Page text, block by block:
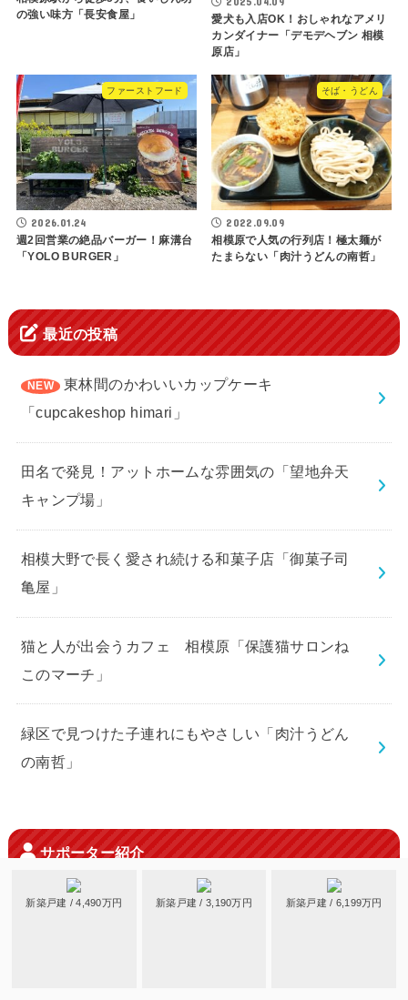
の強い味方「長安食屋」
愛犬も入店OK！おしゃれなアメリ
カンダイナー「デモデヘブン 相模
原店」
ファーストフード
2026.01.24
週2回営業の絶品バーガー！麻溝台
「YOLO BURGER」
そば・うどん
2022.09.09
相模原で人気の行列店！極太麺が
たまらない「肉汁うどんの南哲」
新築戸建 / 4,490万円 新築戸建 / 3,190万円 新築戸建 / 6,199万円
最近の投稿
東林間のかわいいカップケーキ
「cupcakeshop himari」
田名で発見！アットホームな雰囲気の「望地弁天
キャンプ場」
相模大野で長く愛され続ける和菓子店「御菓子司
亀屋」
猫と人が出会うカフェ 相模原「保護猫サロンね
このマーチ」
緑区で見つけた子連れにもやさしい「肉汁うどん
の南哲」
サポーター紹介